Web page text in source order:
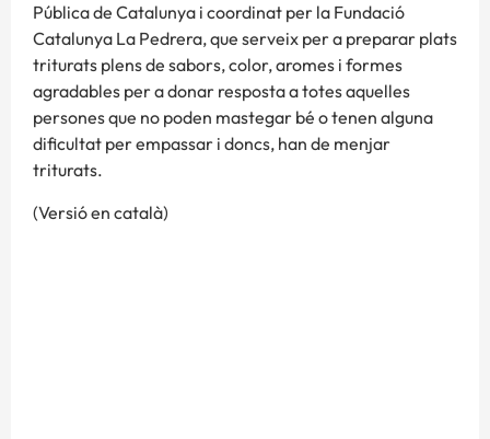
Pública de Catalunya i coordinat per la Fundació
Catalunya La Pedrera, que serveix per a preparar plats
triturats plens de sabors, color, aromes i formes
agradables per a donar resposta a totes aquelles
persones que no poden mastegar bé o tenen alguna
dificultat per empassar i doncs, han de menjar
triturats.
(Versió en català)